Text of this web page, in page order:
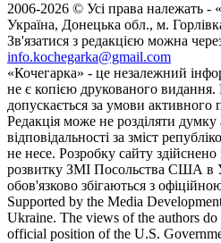
2006-2026 © Усі права належать -
Україна, Донецька обл., м.
Зв'язатися з редакцією можна
info.kochegarka@gmail.com
«Кочегарка» - це незалежний
не є копією друкованого видання.
допускається за умови
Редакція може не розділяти думку
відповідальності за зміст
не несе. Розробку сайту
розвитку ЗМІ Посольства США в
обов'язково збігаються з
Supported by the Media
Ukraine. The views of the authors do
official position of the U.S.